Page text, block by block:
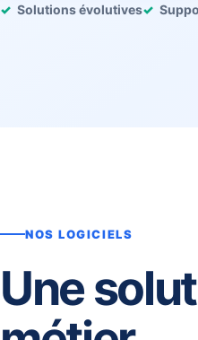
Solutions évolutives
NOS LOGICIELS
Une